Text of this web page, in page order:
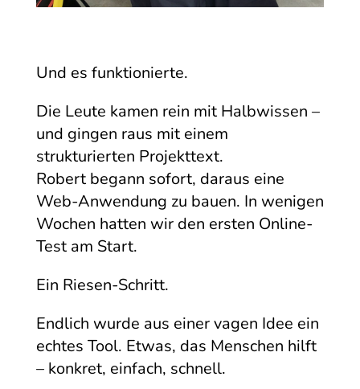
Und es funktionierte.
Die Leute kamen rein mit Halbwissen –
und gingen raus mit einem
strukturierten Projekttext.
Robert begann sofort, daraus eine
Web-Anwendung zu bauen. In wenigen
Wochen hatten wir den ersten Online-
Test am Start.
Ein Riesen-Schritt.
Endlich wurde aus einer vagen Idee ein
echtes Tool. Etwas, das Menschen hilft
– konkret, einfach, schnell.